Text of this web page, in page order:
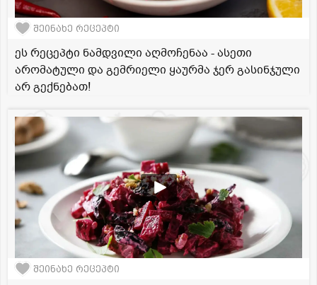
შეინახე რეცეპტი
ეს რეცეპტი ნამდვილი აღმოჩენაა - ასეთი
არომატული და გემრიელი ყაურმა ჯერ გასინჯული
არ გექნებათ!
შეინახე რეცეპტი